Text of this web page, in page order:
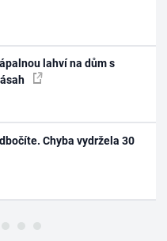
lahví na dům s
Chyba vydržela 30